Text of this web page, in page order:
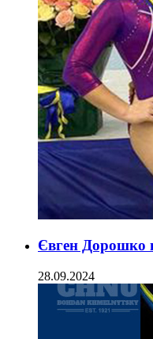
Євген Дорошко
28.09.2024